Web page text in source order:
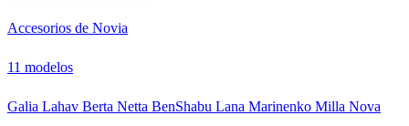
Accesorios de Novia
11 modelos
Galia Lahav Berta Netta BenShabu Lana Marinenko Milla Nova